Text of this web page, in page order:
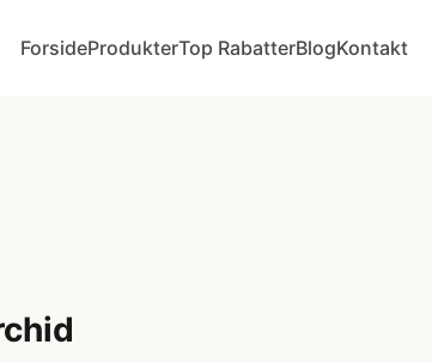
ForsideProdukterTop RabatterBlogKontakt